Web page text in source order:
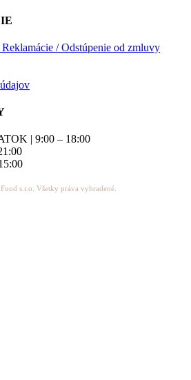
/ Odstúpenie od zmluvy
| 9:00 – 18:00
s.r.o. Všetky práva vyhradené.